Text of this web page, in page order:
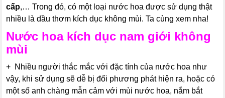
cấp,… Trong đó, có một loại nước hoa được sử dụng thật
nhiều là dầu thơm kích dục không mùi. Ta cùng xem nha!
Nước hoa kích dục nam giới không
mùi
+ Nhiều người thắc mắc với đặc tính của nước hoa như
vậy, khi sử dụng sẽ dễ bị đối phương phát hiện ra, hoặc có
một số anh chàng mẫn cảm với mùi nước hoa, nắm bắt